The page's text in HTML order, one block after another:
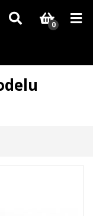
nejsou skladem,
0